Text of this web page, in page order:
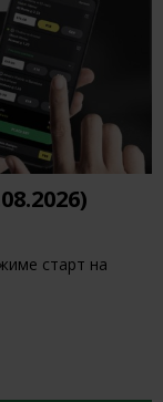
старт на